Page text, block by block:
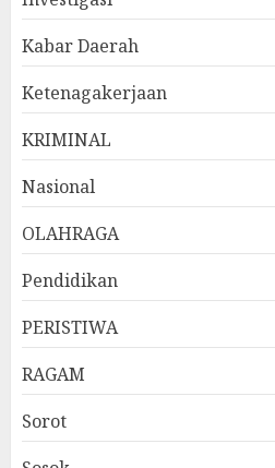
Kabar Daerah
Ketenagakerjaan
KRIMINAL
Nasional
OLAHRAGA
Pendidikan
PERISTIWA
RAGAM
Sorot